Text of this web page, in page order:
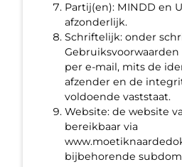
Partij(en): MINDD en
afzonderlijk.
Schriftelijk: onder
per e-mail, mits de
afzender en de
voldoende vaststaat.
Website: de website
bereikbaar via
bijbehorende